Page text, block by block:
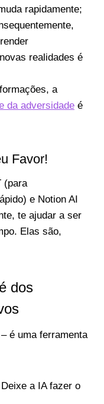
rapidamente;
realidades é
a
da adversidade é
Favor!
(para
e Notion AI
te ajudar a ser
Elas são,
dos
é uma ferramenta
Deixe a IA fazer o